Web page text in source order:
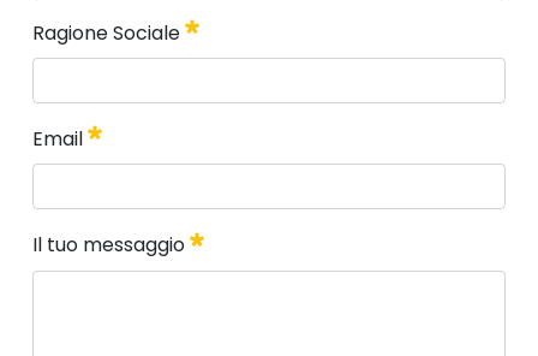
Ragione Sociale
Obbligatorio
Email
Obbligatorio
Il tuo messaggio